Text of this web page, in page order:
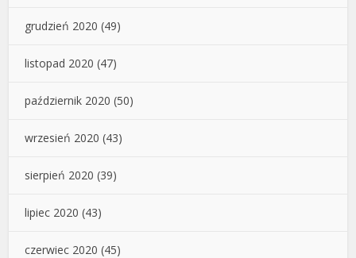
grudzień 2020 (49)
listopad 2020 (47)
październik 2020 (50)
wrzesień 2020 (43)
sierpień 2020 (39)
lipiec 2020 (43)
czerwiec 2020 (45)